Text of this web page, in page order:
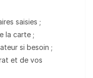
saisies ;
la carte ;
si besoin ;
et de vos